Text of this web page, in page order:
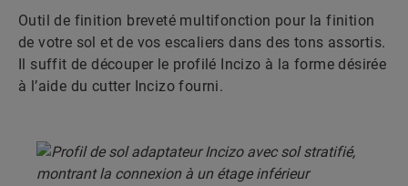
Outil de finition breveté multifonction pour la finition
de votre sol et de vos escaliers dans des tons assortis.
Il suffit de découper le profilé Incizo à la forme désirée
à l’aide du cutter Incizo fourni.